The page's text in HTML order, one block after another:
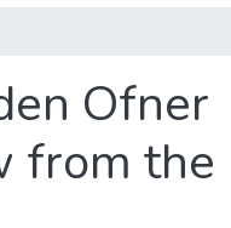
Ofner
from the